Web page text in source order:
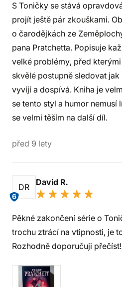
S Toničky se stává
projít ještě pár zkouškami.
o čarodějkách ze
pana Pratchetta. Popisuje
velké problémy, před
skvělé postupně sledovat
vyvíjí a dospívá. Kniha je
se tento styl a humor nemusí
se velmi těším na další díl.
před 9 lety
DR
6
David R.
Pěkné zakončení série o
trochu ztrácí na vtipnosti, je
Rozhodně doporučuji přečíst!